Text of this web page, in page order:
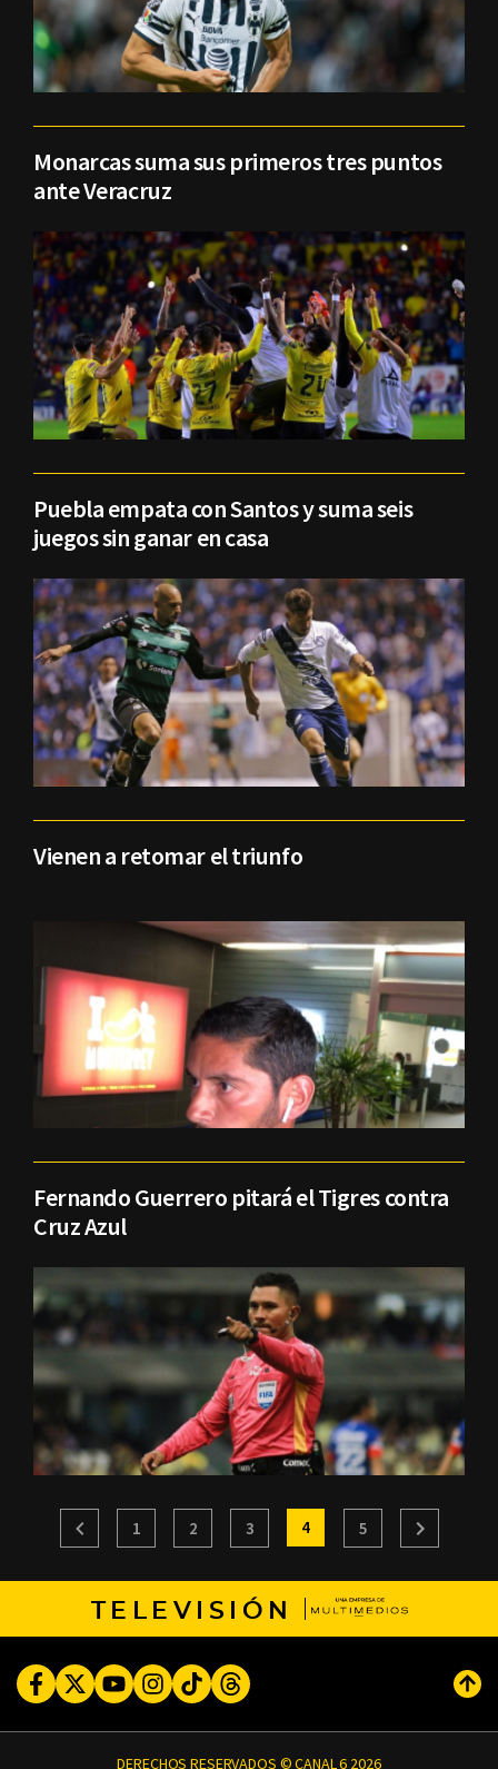
Monarcas suma sus primeros tres puntos
ante Veracruz
Puebla empata con Santos y suma seis
juegos sin ganar en casa
Vienen a retomar el triunfo
Fernando Guerrero pitará el Tigres contra
Cruz Azul
1 2 3 4 5
TELEVISIÓN
FacebookTwitterYoutubeInstagram
TikTokThreads
DERECHOS RESERVADOS © CANAL 6 2026